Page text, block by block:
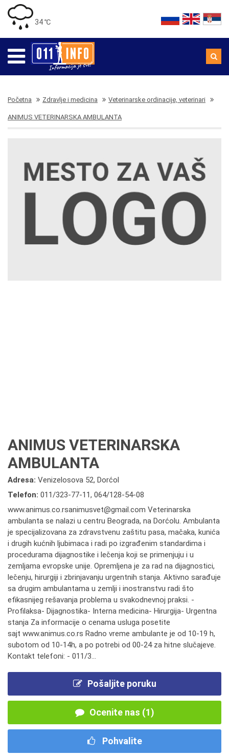
34 ℃
Početna Zdravlje i medicina Veterinarske ordinacije, veterinari
ANIMUS VETERINARSKA AMBULANTA
ANIMUS VETERINARSKA
AMBULANTA
Adresa: Venizelosova 52, Dorćol
Telefon: 011/323-77-11, 064/128-54-08
www.animus.co.rsanimusvet@gmail.com Veterinarska
ambulanta se nalazi u centru Beograda, na Dorćolu. Ambulanta
je specijalizovana za zdravstvenu zaštitu pasa, mačaka, kunića
i drugih kućnih ljubimaca i radi po izgrađenim standardima i
procedurama dijagnostike i lečenja koji se primenjuju i u
zemljama evropske unije. Opremljena je za rad na dijagnostici,
lečenju, hirurgiji i zbrinjavanju urgentnih stanja. Aktivno sarađuje
sa drugim ambulantama u zemlji i inostranstvu radi što
efikasnijeg rešavanja problema u svakodnevnoj praksi. -
Profilaksa- Dijagnostika- Interna medicina- Hirurgija- Urgentna
stanja Za informacije o cenama usluga posetite
sajt www.animus.co.rs Radno vreme ambulante je od 10-19 h,
subotom od 10-14h, a po potrebi od 00-24 za hitne slučajeve.
Kontakt telefoni: - 011/3...
Pošaljite poruku
Ocenite nas (1)
Pohvalite